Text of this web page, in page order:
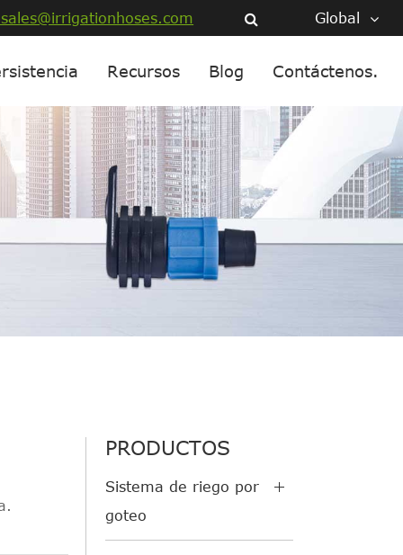
Global
Recursos Blog Contáctenos.
PRODUCTOS
Sistema de riego por
goteo